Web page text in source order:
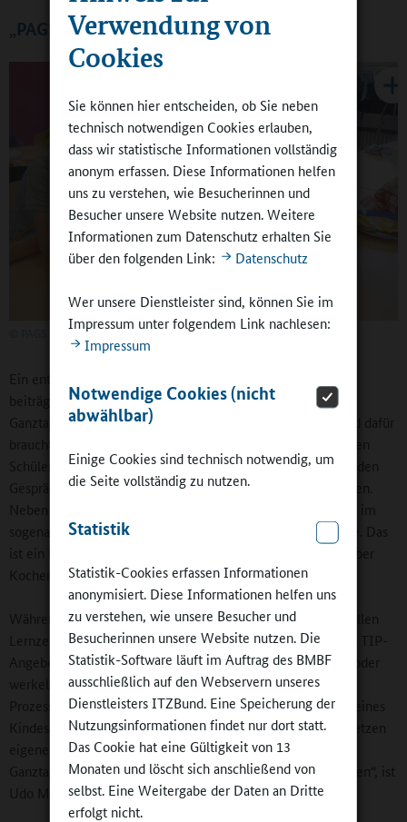
Verwendung von
Cookies
Sie können hier entscheiden, ob Sie neben
technisch notwendigen Cookies erlauben,
dass wir statistische Informationen vollständig
anonym erfassen. Diese Informationen helfen
uns zu verstehen, wie Besucherinnen und
Besucher unsere Website nutzen. Weitere
Informationen zum Datenschutz erhalten Sie
über den folgenden Link:
Datenschutz
Wer unsere Dienstleister sind, können Sie im
Impressum unter folgendem Link nachlesen:
Impressum
Notwendige Cookies (nicht
abwählbar)
Einige Cookies sind technisch notwendig, um
die Seite vollständig zu nutzen.
Statistik
Statistik-Cookies erfassen Informationen
anonymisiert. Diese Informationen helfen uns
zu verstehen, wie unsere Besucher und
Besucherinnen unsere Website nutzen. Die
Statistik-Software läuft im Auftrag des BMBF
ausschließlich auf den Webservern unseres
Dienstleisters ITZBund. Eine Speicherung der
Nutzungsinformationen findet nur dort statt.
Das Cookie hat eine Gültigkeit von 13
Monaten und löscht sich anschließend von
selbst. Eine Weitergabe der Daten an Dritte
erfolgt nicht.
„PAGS an, leg los, gib Gas, hab Spaß!“
Ein entscheidender Faktor, der zum Gelingen des Lernens
beiträgt, ist für den Schulleiter die Zeit – und damit die
Ganztagsschule. „Die Beziehungsebene ist das A und O, und dafür
braucht man Zeit. Wir Erwachsene sitzen gemeinsam mit den
Schülerinnen und Schülern in der Mensa beim Essen. Da finden
Gespräche statt, die so im Unterricht nicht stattfinden können.
Neben dem Unterricht haben wir eine Fülle von Angeboten im
sogenannten TIP-Block – Themen, Interessen und Projekte. Das
ist ein bunter Blumenstrauß vom Reiten und Schwimmen über
Kochen und Basteln bis zum Hip-Hop.“
Während die eine Hälfte der Klasse gerade in der Individuellen
Lernzeit im Lernatelier sitze, besuche die andere Hälfte ein TIP-
Angebot, klettere an der Kletterwand, fahre Mountainbike oder
werkele im Schulgarten. „Hier finden gruppendynamische
Prozesse statt, die unglaublich wichtig für die Entwicklung eines
Kindes sind. Die Schüler übernehmen Verantwortung und setzen
eigene Ideen um. Sie lernen hier fürs Leben. Ohne die
Ganztagsschule könnten wir unseren Schulgeist nicht erhalten“, ist
Udo Müller überzeugt.